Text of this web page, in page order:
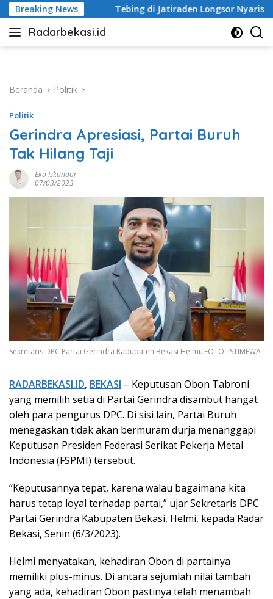
Langsung
ke
konten
Breaking News
Tebing di Jatiraden Longsor Nyaris Tutup Akses Jalan
Radarbekasi.id
Berita
Beranda
Politik
Politik
Gerindra Apresiasi, Partai Buruh
Tak Hilang Taji
Eko Iskandar
07/03/2023
Sekretaris DPC Partai Gerindra Kabupaten Bekasi Helmi. FOTO: ISTIMEWA
RADARBEKASI.ID, BEKASI – Keputusan Obon Tabroni
yang memilih setia di Partai Gerindra disambut hangat
oleh para pengurus DPC. Di sisi lain, Partai Buruh
menegaskan tidak akan bermuram durja menanggapi
Keputusan Presiden Federasi Serikat Pekerja Metal
Indonesia (FSPMI) tersebut.
“Keputusannya tepat, karena walau bagaimana kita
harus tetap loyal terhadap partai,” ujar Sekretaris DPC
Partai Gerindra Kabupaten Bekasi, Helmi, kepada Radar
Bekasi, Senin (6/3/2023).
Helmi menyatakan, kehadiran Obon di partainya
memiliki plus-minus. Di antara sejumlah nilai tambah
yang ada, kehadiran Obon pastinya telah menambah